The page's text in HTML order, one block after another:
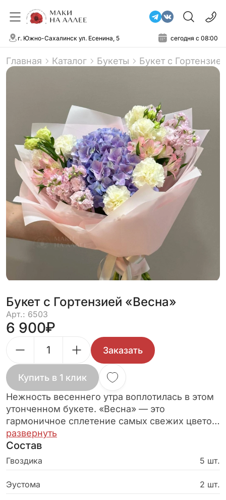
г. Южно-Сахалинск ул. Есенина, 5 сегодня с 08:00
Главная Каталог Букеты Букет с
Букет с Гортензией «Весна»
Арт.: 6503
6 900
Заказать
Купить в 1 клик
Нежность весеннего утра воплотилась в этом
утонченном букете. «Весна» — это
гармоничное сплетение самых свежих цветов,
призванное привнести радость и красоту в
ваш дом. Воздушные шапки гортензии
создают объем и нежность, словно легкие
изысканности и благородства. Яркие соцветия
развернуть
Состав
Гвоздика 5 шт.
Эустома 2 шт.